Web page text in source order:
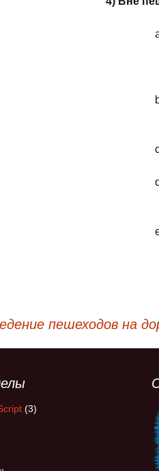
пешеходов на
(3)